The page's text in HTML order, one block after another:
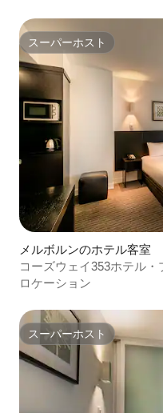
スーパーホスト
スーパーホスト
メルボルンのホテル客室
コーズウェイ353ホテル
ロケーション
スーパーホスト
スーパーホスト